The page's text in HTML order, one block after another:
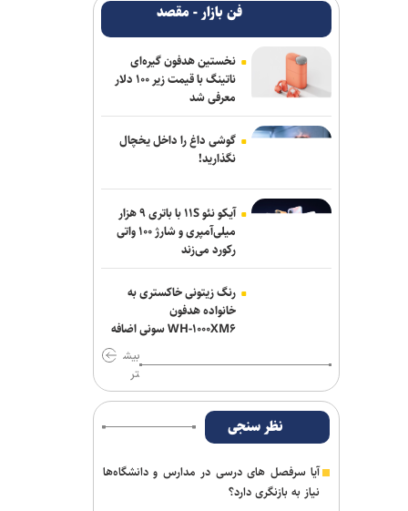
فن بازار - مقصد
نخستین هدفون گیره‌ای
ناتینگ با قیمت زیر ۱۰۰ دلار
معرفی شد
گوشی داغ را داخل یخچال
نگذارید!
آیکو نئو ۱۱S با باتری ۹ هزار
میلی‌آمپری و شارژ ۱۰۰ واتی
رکورد می‌زند
رنگ زیتونی خاکستری به
خانواده هدفون
WH-۱۰۰۰XM۶ سونی اضافه
بیش
تر
نظر سنجی
آیا سرفصل های درسی در مدارس و دانشگاه‌ها
نیاز به بازنگری دارد؟